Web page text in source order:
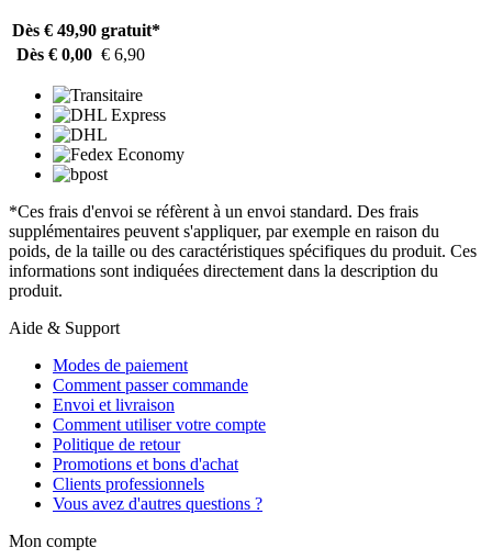
Dès € 49,90 gratuit*
Dès € 0,00 € 6,90
*Ces frais d'envoi se réfèrent à un envoi standard. Des frais
supplémentaires peuvent s'appliquer, par exemple en raison du
poids, de la taille ou des caractéristiques spécifiques du produit. Ces
informations sont indiquées directement dans la description du
produit.
Aide & Support
Modes de paiement
Comment passer commande
Envoi et livraison
Comment utiliser votre compte
Politique de retour
Promotions et bons d'achat
Clients professionnels
Vous avez d'autres questions ?
Mon compte